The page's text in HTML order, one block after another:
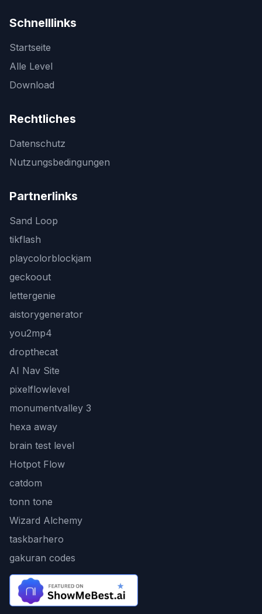
Schnelllinks
Startseite
Alle Level
Download
Rechtliches
Datenschutz
Nutzungsbedingungen
Partnerlinks
Sand Loop
tikflash
playcolorblockjam
geckoout
lettergenie
aistorygenerator
you2mp4
dropthecat
AI Nav Site
pixelflowlevel
monumentvalley 3
hexa away
brain test level
Hotpot Flow
catdom
tonn tone
Wizard Alchemy
taskbarhero
gakuran codes